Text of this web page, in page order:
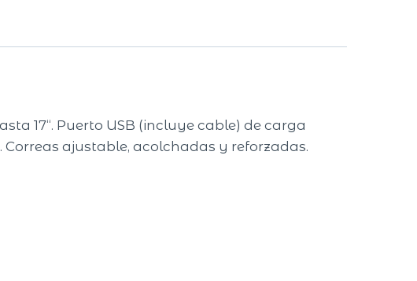
17“. Puerto USB (incluye cable) de carga
ajustable, acolchadas y reforzadas.